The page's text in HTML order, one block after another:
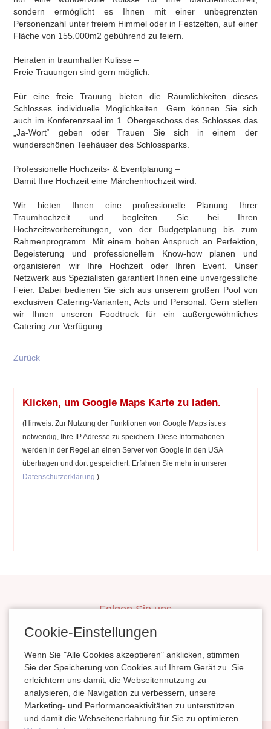
sondern ermöglicht es Ihnen mit einer unbegrenzten
Personenzahl unter freiem Himmel oder in Festzelten, auf einer
Fläche von 155.000m2 gebührend zu feiern.
Heiraten in traumhafter Kulisse –
Freie Trauungen sind gern möglich.
Für eine freie Trauung bieten die Räumlichkeiten dieses
Schlosses individuelle Möglichkeiten. Gern können Sie sich
auch im Konferenzsaal im 1. Obergeschoss des Schlosses das
„Ja-Wort“ geben oder Trauen Sie sich in einem der
wunderschönen Teehäuser des Schlossparks.
Professionelle Hochzeits- & Eventplanung –
Damit Ihre Hochzeit eine Märchenhochzeit wird.
Wir bieten Ihnen eine professionelle Planung Ihrer
Traumhochzeit und begleiten Sie bei Ihren
Hochzeitsvorbereitungen, von der Budgetplanung bis zum
Rahmenprogramm. Mit einem hohen Anspruch an Perfektion,
Begeisterung und professionellem Know-how planen und
organisieren wir Ihre Hochzeit oder Ihren Event. Unser
Netzwerk aus Spezialisten garantiert Ihnen eine unvergessliche
Feier. Dabei bedienen Sie sich aus unserem großen Pool von
exclusiven Catering-Varianten, Acts und Personal. Gern stellen
wir Ihnen unseren Foodtruck für ein außergewöhnliches
Catering zur Verfügung.
Zurück
Klicken, um Google Maps Karte zu laden.
(Hinweis: Zur Nutzung der Funktionen von Google Maps ist es
notwendig, Ihre IP Adresse zu speichern. Diese Informationen
werden in der Regel an einen Server von Google in den USA
übertragen und dort gespeichert. Erfahren Sie mehr in unserer
Datenschutzerklärung .)
Folgen Sie uns
inBerlinHeiraten
HeiratenSachsenAnhalt
magazinheiraten
Cookie-Einstellungen
Wenn Sie "Alle Cookies akzeptieren" anklicken, stimmen
Sie der Speicherung von Cookies auf Ihrem Gerät zu. Sie
erleichtern uns damit, die Webseitennutzung zu
analysieren, die Navigation zu verbessern, unsere
Marketing- und Performanceaktivitäten zu unterstützen
und damit die Webseitenerfahrung für Sie zu optimieren.